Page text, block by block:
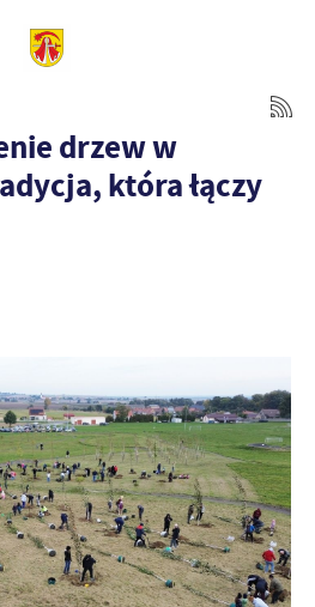
drzew w
która łączy